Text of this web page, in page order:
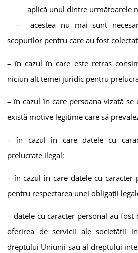
aplică unul dintre următoarele
– acestea nu mai sunt
scopurilor pentru care au fost
– în cazul în care este retras
niciun alt temei juridic pentru
– în cazul în care persoana vizată
există motive legitime care să
– în cazul în care datele cu
prelucrate ilegal;
– în cazul în care datele cu caracter
pentru respectarea unei obligații
– datele cu caracter personal au fost
oferirea de servicii ale societății
dreptului Uniunii sau al dreptului